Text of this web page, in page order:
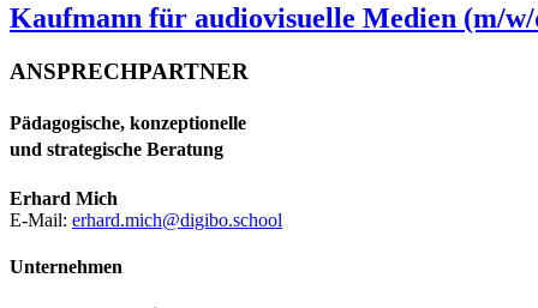
Kaufmann für audiovisuelle Medien (m/
ANSPRECHPARTNER
Pädagogische, konzeptionelle
und strategische Beratung
Erhard Mich
E-Mail: erhard.mich@digibo.school
Unternehmen